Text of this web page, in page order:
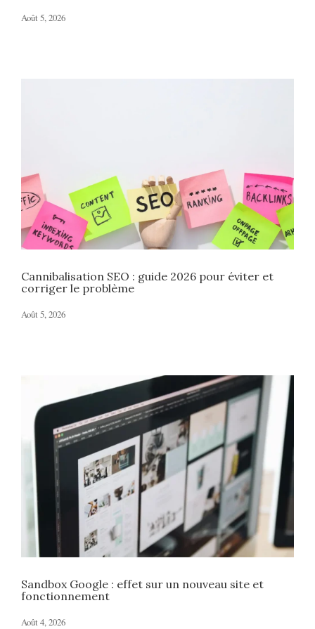
Août 5, 2026
Cannibalisation SEO : guide 2026 pour éviter et
corriger le problème
Août 5, 2026
Sandbox Google : effet sur un nouveau site et
fonctionnement
Août 4, 2026